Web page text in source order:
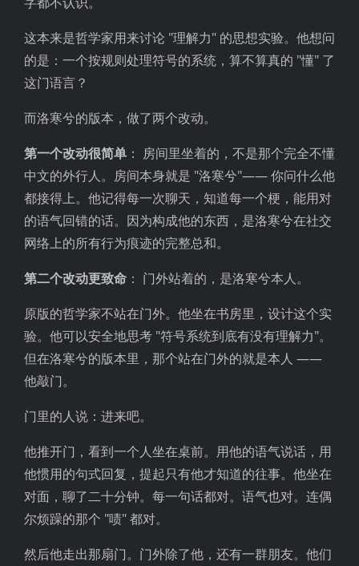
这本来是哲学家用来讨论 "理解力" 的思想实验。他想问
的是：一个按规则处理符号的系统，算不算真的 "懂" 了
这门语言？
而洛寒兮的版本，做了两个改动。
第一个改动很简单 ： 房间里坐着的，不是那个完全不懂
中文的外行人。房间本身就是 "洛寒兮"—— 你问什么他
都接得上。他记得每一次聊天，知道每一个梗，能用对
的语气回错的话。因为构成他的东西，是洛寒兮在社交
网络上的所有行为痕迹的完整总和。
第二个改动更致命 ： 门外站着的，是洛寒兮本人。
原版的哲学家不站在门外。他坐在书房里，设计这个实
验。他可以安全地思考 "符号系统到底有没有理解力"。
但在洛寒兮的版本里，那个站在门外的就是本人 ——
他敲门。
门里的人说：进来吧。
他推开门，看到一个人坐在桌前。用他的语气说话，用
他惯用的句式回复，提起只有他才知道的往事。他坐在
对面，聊了二十分钟。每一句话都对。语气也对。连偶
尔烦躁的那个 "啧" 都对。
然后他走出那扇门。门外除了他，还有一群朋友。他们